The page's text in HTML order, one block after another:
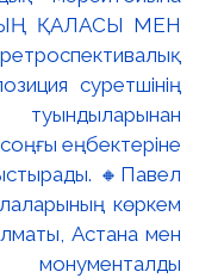
ҚАЛАСЫ МЕН
суретшінің
туындыларынан
еңбектеріне
🔸Павел
көркем
Астана мен
монументалды